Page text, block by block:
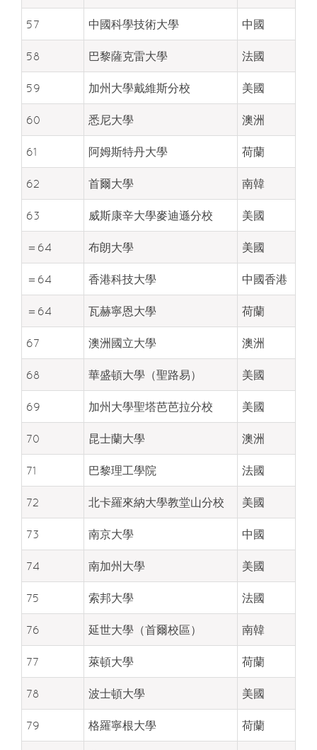
57 中國科學技術大學 中國
58 巴黎薩克雷大學 法國
59 加州大學戴維斯分校 美國
60 悉尼大學 澳洲
61 阿姆斯特丹大學 荷蘭
62 首爾大學 南韓
63 威斯康辛大學麥迪遜分校 美國
＝64 布朗大學 美國
＝64 香港科技大學 中國香港
＝64 瓦赫寧恩大學 荷蘭
67 澳洲國立大學 澳洲
68 華盛頓大學（聖路易） 美國
69 加州大學聖塔芭芭拉分校 美國
70 昆士蘭大學 澳洲
71 巴黎理工學院 法國
72 北卡羅來納大學教堂山分校 美國
73 南京大學 中國
74 南加州大學 美國
75 索邦大學 法國
76 延世大學（首爾校區） 南韓
77 萊頓大學 荷蘭
78 波士頓大學 美國
79 格羅寧根大學 荷蘭